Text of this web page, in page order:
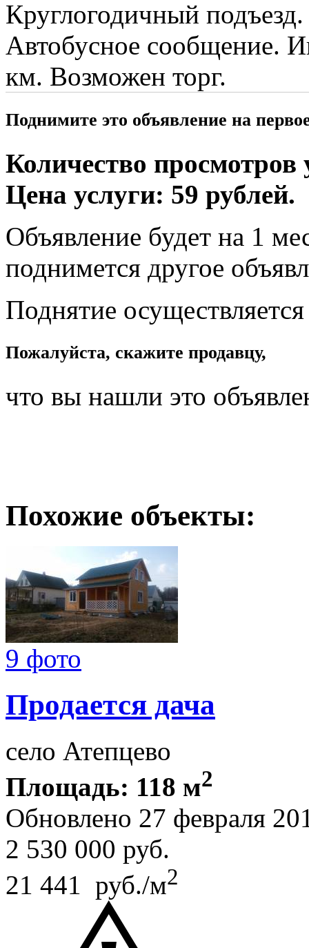
Круглогодичный
Автобусное сообщение.
км. Возможен торг.
Поднимите это объявление на
Количество просмотров
Цена услуги: 59 рублей.
Объявление будет на 1
поднимется другое
Поднятие
Пожалуйста, скажите продавцу,
что вы нашли это
Похожие объекты:
9 фото
Продается дача
село Атепцево
Площадь: 118 м2
Обновлено 27 февраля
2 530 000 руб.
21 441 руб./м2